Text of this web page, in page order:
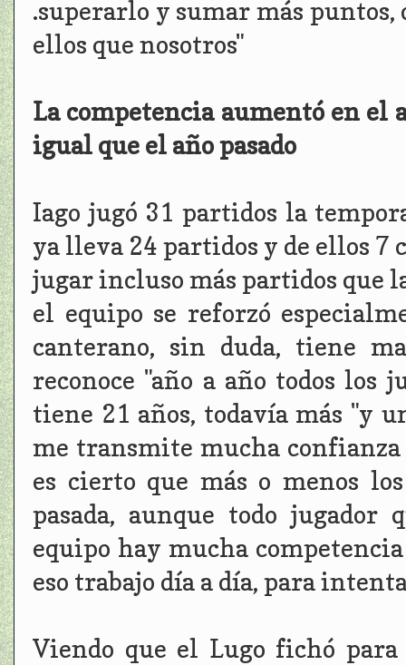
.superarlo y sumar más
ellos que nosotros"
La competencia aumentó en el
igual que el año pasado
Iago jugó 31 partidos la
ya lleva 24 partidos y de ellos 7
jugar incluso más partidos que
el equipo se reforzó
canterano, sin duda, tiene
reconoce "año a año todos los
tiene 21 años, todavía más "y
me transmite mucha
es cierto que más o menos
pasada, aunque todo
equipo hay mucha
eso trabajo día a día, para
Viendo que el Lugo fichó